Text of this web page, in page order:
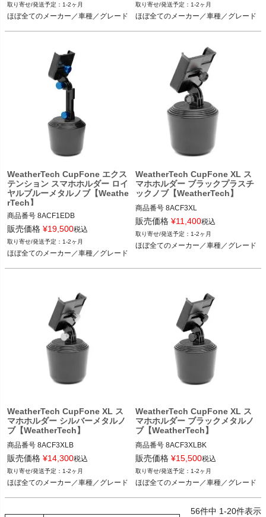
ほぼ全てのメーカー／車種／グレード
1-2ヶ月
ほぼ全てのメーカー／車種／グレード
ほぼ全てのメーカー／車種／グレード
1-2ヶ月
ほぼ全てのメーカー／車種／グレード
WeatherTech CupFone エクス
テンション スマホホルダー ロイ
ヤルブルーメタルノブ【Weathe
rTech】
商品番号 8ACF1EDB
8ACF1EDB
ほぼ全てのメーカー／車種／グレード
販売価格 ¥19,500税込
1-2ヶ月
ほぼ全てのメーカー／車種／グレード
WeatherTech CupFone XL ス
マホホルダー ブラックプラスチ
ックノブ【WeatherTech】
商品番号 8ACF3XL
8ACF3XL
ほぼ全てのメーカー／車種／グレード
販売価格 ¥11,400税込
1-2ヶ月
ほぼ全てのメーカー／車種／グレード
WeatherTech CupFone XL ス
マホホルダー シルバーメタルノ
ブ【WeatherTech】
商品番号 8ACF3XLB
8ACF3XLB
ほぼ全てのメーカー／車種／グレード
販売価格 ¥14,300税込
1-2ヶ月
ほぼ全てのメーカー／車種／グレード
WeatherTech CupFone XL ス
マホホルダー ブラックメタルノ
ブ【WeatherTech】
商品番号 8ACF3XLBK
8ACF3XLBK
ほぼ全てのメーカー／車種／グレード
販売価格 ¥15,500税込
1-2ヶ月
ほぼ全てのメーカー／車種／グレード
56件中 1-20件表示